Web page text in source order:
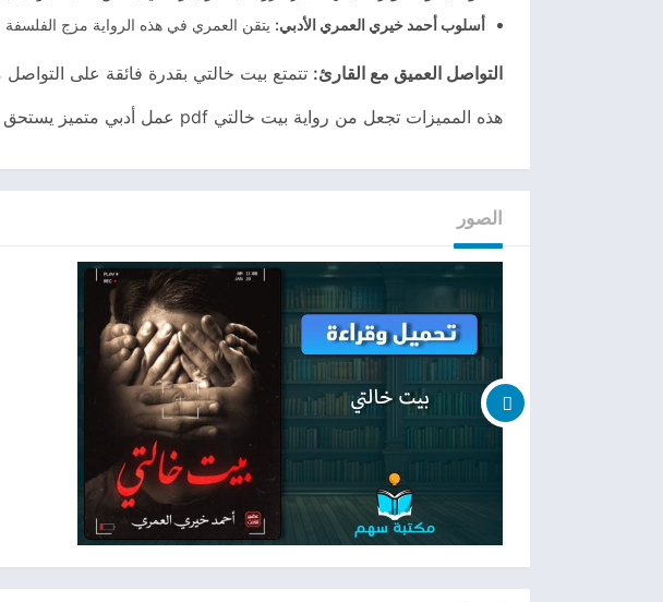
أسلوب أحمد خيري العمري الأدبي: يتقن العمري في هذه الرواية مزج الفلسفة
التواصل العميق مع القارئ: تتمتع بيت خالتي بقدرة فائقة على
هذه المميزات تجعل من رواية بيت خالتي pdf عمل أدبي متميز يستحق القراءة والتأمل.
الصور